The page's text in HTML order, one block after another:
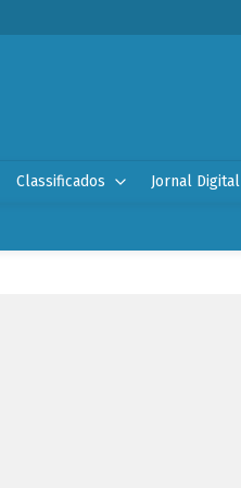
Classificados Jornal Digital